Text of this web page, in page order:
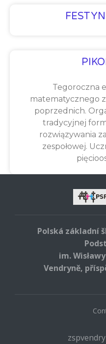
Tegoroczna
matematycznego
poprzednich.
tradycyjnej
rozwiązywania
zespołowej.
Polská základní
im.
Vendryně,